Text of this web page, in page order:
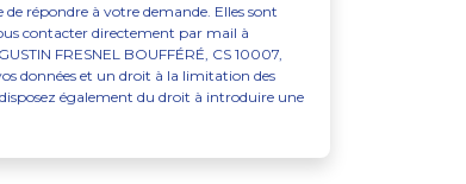
répondre à votre demande. Elles sont
contacter directement par mail à
FRESNEL BOUFFÉRÉ, CS 10007,
données et un droit à la limitation des
également du droit à introduire une